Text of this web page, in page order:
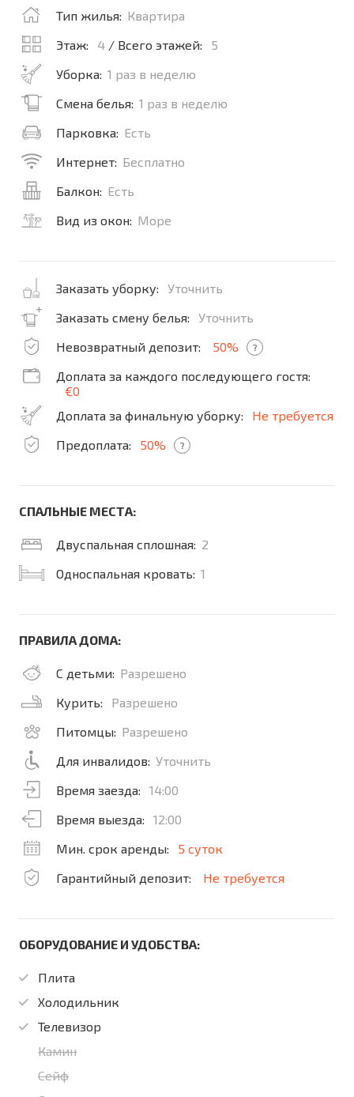
Тип жилья: Квартира
Этаж:
4 / Всего этажей:
5
Уборка: 1 раз в неделю
Смена белья: 1 раз в неделю
Парковка: Есть
Интернет: Бесплатно
Балкон: Есть
Вид из окон: Море
Заказать уборку:
Уточнить
Заказать смену белья:
Уточнить
Невозвратный депозит:
50% ?
Доплата за каждого последующего гостя:
€0
Доплата за финальную уборку:
Не требуется
Предоплата:
50% ?
СПАЛЬНЫЕ МЕСТА:
Двуспальная сплошная: 2
Односпальная кровать: 1
ПРАВИЛА ДОМА:
С детьми: Разрешено
Курить:
Разрешено
Питомцы: Разрешено
Для инвалидов: Уточнить
Время заезда:
14:00
Время выезда:
12:00
Мин. срок аренды:
5 суток
Гарантийный депозит:
Не требуется
ОБОРУДОВАНИЕ И УДОБСТВА:
Плита
Холодильник
Телевизор
Камин
Сейф